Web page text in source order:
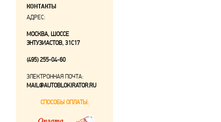
КОНТАКТЫ
АДРЕС:
МОСКВА, ШОССЕ
ЭНТУЗИАСТОВ, 31С17
(495) 255-04-60
ЭЛЕКТРОННАЯ ПОЧТА:
MAIL@AUTOBLOKIRATOR.RU
СПОСОБЫ ОПЛАТЫ: